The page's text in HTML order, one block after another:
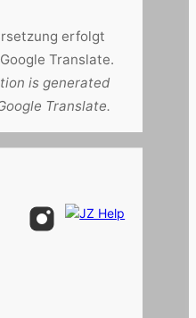
erfolgt
Translate.
is generated
Translate.